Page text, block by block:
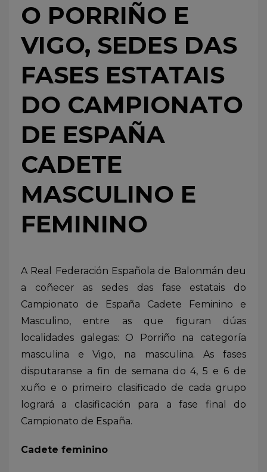
O PORRIÑO E
VIGO, SEDES DAS
FASES ESTATAIS
DO CAMPIONATO
DE ESPAÑA
CADETE
MASCULINO E
FEMININO
A Real Federación Española de Balonmán deu
a coñecer as sedes das fase estatais do
Campionato de España Cadete Feminino e
Masculino, entre as que figuran dúas
localidades galegas: O Porriño na categoría
masculina e Vigo, na masculina. As fases
disputaranse a fin de semana do 4, 5 e 6 de
xuño e o primeiro clasificado de cada grupo
logrará a clasificación para a fase final do
Campionato de España.
Cadete feminino